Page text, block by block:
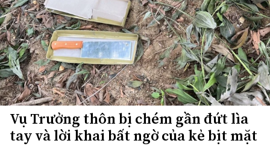
Vụ Trưởng thôn bị chém gần đứt lìa
tay và lời khai bất ngờ của kẻ bịt mặt